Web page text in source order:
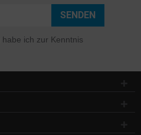
SENDEN
habe ich zur Kenntnis